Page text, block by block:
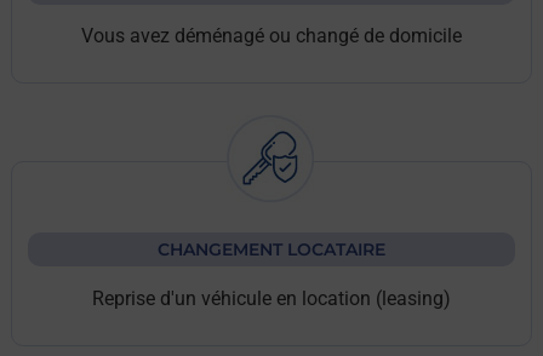
Vous avez déménagé ou changé de domicile
CHANGEMENT LOCATAIRE
Reprise d'un véhicule en location (leasing)